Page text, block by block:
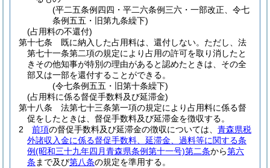
(平二五条例四四・平二六条例三六・一部改正、令七
条例五五・旧第九条繰下)
(占用料の不還付)
第十七条
既に納入した占用料は、還付しない。 ただし、法
第七十一条第二項の規定により占用の許可を取り消したと
きその他知事が特別の理由があると認めたときは、その全
部又は一部を還付することができる。
(令七条例五五・旧第十条繰下)
(占用料に係る督促手数料及び延滞金)
第十八条
法第七十三条第一項の規定により占用料に係る督
促をしたときは、督促手数料及び延滞金を徴収する。
2
前項の督促手数料及び延滞金の徴収については、 青森県税
外諸収入金に係る督促手数料、延滞金、過料等に関する条
例(昭和三十九年四月青森県条例第十一号)第二条から第六
条 まで及び第八条の規定を準用する。